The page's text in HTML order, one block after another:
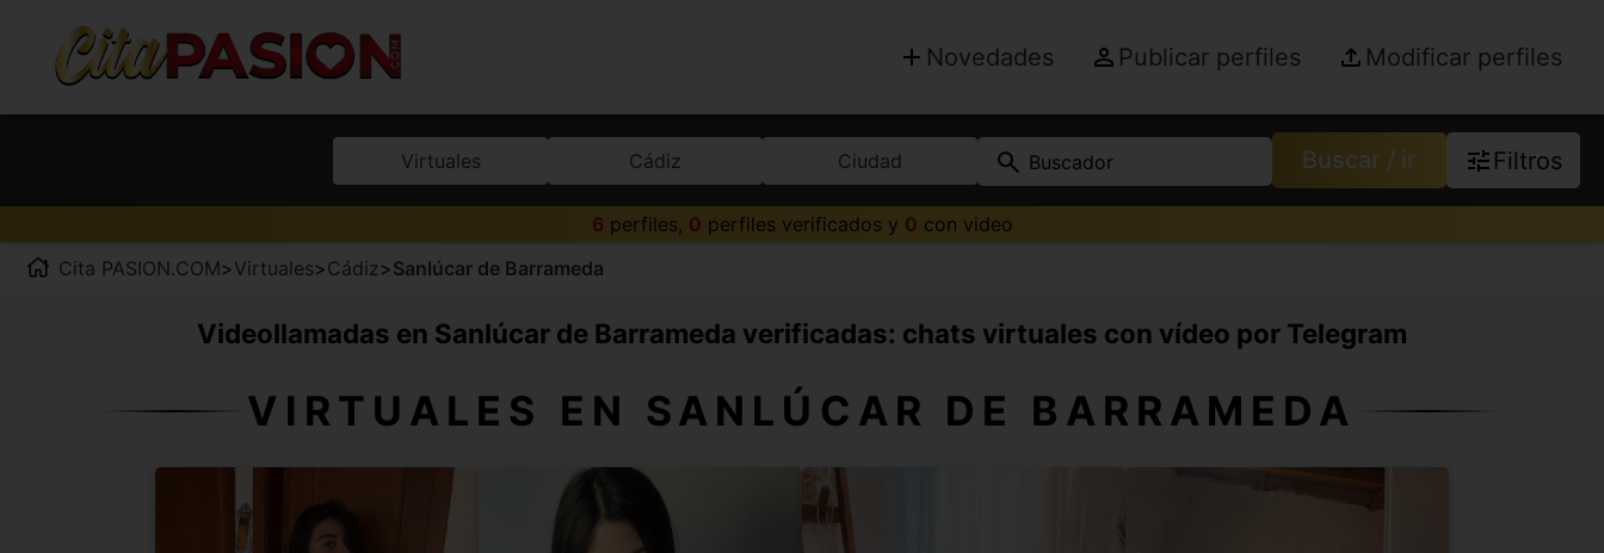
Novedades Publicar perfiles Modificar perfiles
Virtuales Cádiz Ciudad Buscador Buscar / ir Filtros
6 perfiles, 0 perfiles verificados y 0 con video
Cita PASION.COM>Virtuales>Cádiz>Sanlúcar de Barrameda
Videollamadas en Sanlúcar de Barrameda verificadas: chats virtuales con vídeo por Telegram
VIRTUALES EN SANLÚCAR DE BARRAMEDA